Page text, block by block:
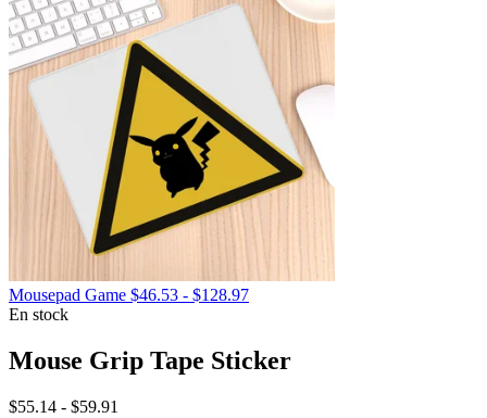
Mousepad Game $46.53 - $128.97Rango
desde
$46.53
En stock
Mouse Grip Tape Sticker
$55.14 - $59.91